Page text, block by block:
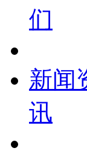
们
新闻
讯